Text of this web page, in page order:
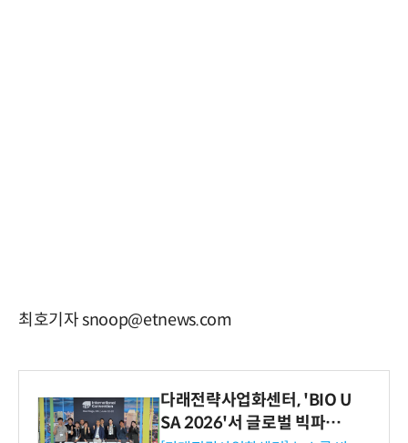
최호기자 snoop@etnews.com
다래전략사업화센터, 'BIO U
SA 2026'서 글로벌 빅파마